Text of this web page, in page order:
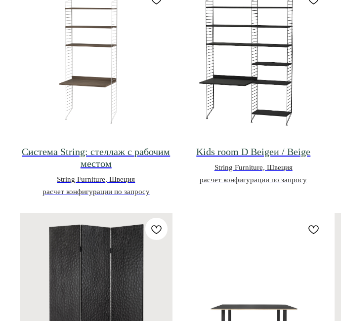
Система String: стеллаж с рабочим
местом
String Furniture, Швеция
расчет конфигурации по запросу
Kids room D Beigeи / Beige
String Furniture, Швеция
расчет конфигурации по запросу